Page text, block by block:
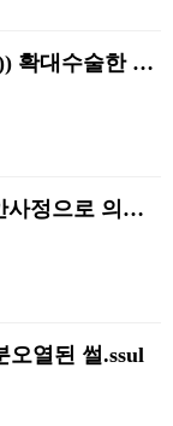
비뇨기과 의사 수술 썰)) 확대수술한 여러 셀럽들
수능 1개 틀렸는데 집안사정으로 의대를 못감
오열된 썰.ssul